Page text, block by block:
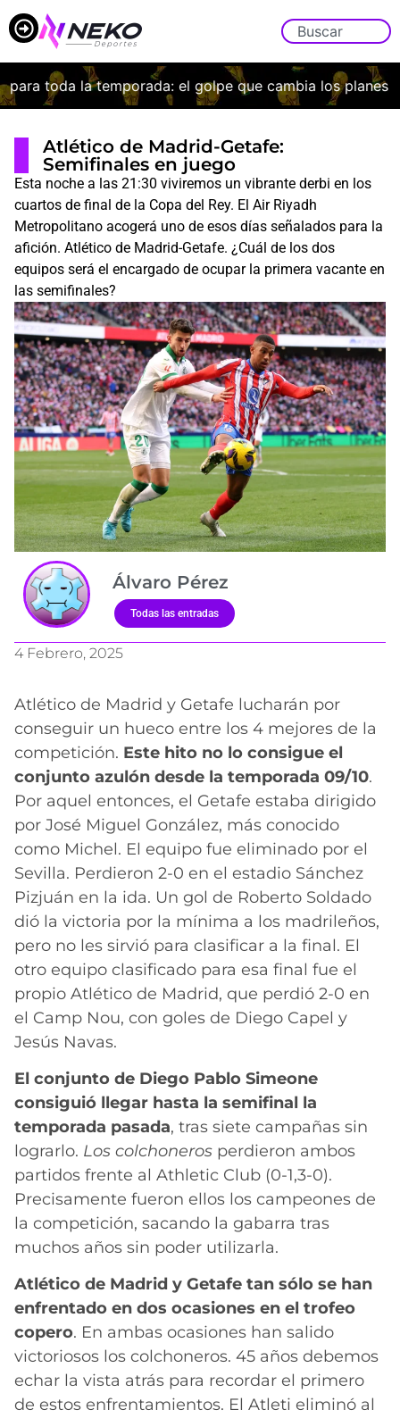
toda la temporada: el golpe que cambia los planes de
Atlético de Madrid-Getafe:
Semifinales en juego
Esta noche a las 21:30 viviremos un vibrante derbi en los
cuartos de final de la Copa del Rey. El Air Riyadh
Metropolitano acogerá uno de esos días señalados para la
afición. Atlético de Madrid-Getafe. ¿Cuál de los dos
equipos será el encargado de ocupar la primera vacante en
las semifinales?
Álvaro Pérez
Todas las entradas
4 Febrero, 2025
Atlético de Madrid y Getafe lucharán por
conseguir un hueco entre los 4 mejores de la
competición. Este hito no lo consigue el
conjunto azulón desde la temporada 09/10.
Por aquel entonces, el Getafe estaba dirigido
por José Miguel González, más conocido
como Michel. El equipo fue eliminado por el
Sevilla. Perdieron 2-0 en el estadio Sánchez
Pizjuán en la ida. Un gol de Roberto Soldado
dió la victoria por la mínima a los madrileños,
pero no les sirvió para clasificar a la final. El
otro equipo clasificado para esa final fue el
propio Atlético de Madrid, que perdió 2-0 en
el Camp Nou, con goles de Diego Capel y
Jesús Navas.
El conjunto de Diego Pablo Simeone
consiguió llegar hasta la semifinal la
temporada pasada, tras siete campañas sin
lograrlo. Los colchoneros perdieron ambos
partidos frente al Athletic Club (0-1,3-0).
Precisamente fueron ellos los campeones de
la competición, sacando la gabarra tras
muchos años sin poder utilizarla.
Atlético de Madrid y Getafe tan sólo se han
enfrentado en dos ocasiones en el trofeo
copero. En ambas ocasiones han salido
victoriosos los colchoneros. 45 años debemos
echar la vista atrás para recordar el primero
de estos enfrentamientos. El Atleti eliminó al